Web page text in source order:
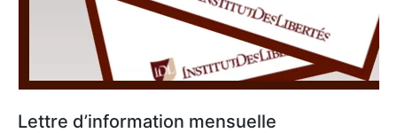
Lettre d’information mensuelle